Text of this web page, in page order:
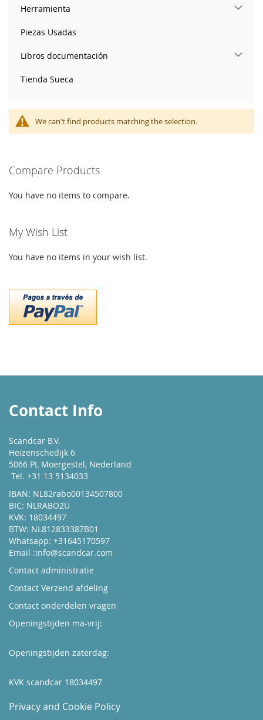
We can't find products matching the selection.
Herramienta
Piezas Usadas
Libros documentación
Tienda Sueca
Compare Products
You have no items to compare.
My Wish List
You have no items in your wish list.
Contact Info
Scandcar B.V.
Heizenschedijk 6
5066 PL Moergestel, Nederland
Tel. +31 13 5134033
IBAN: NL82rabo00134507800
BIC: NLRABO2U
KVK: 18034497
BTW: NL812833387B01
Whatsapp: +31645170597
Email :info@scandcar.com
Contact administratie
Contact Verzend afdeling
Contact onderdelen vragen
Openingstijden ma-vrij:
Openingstijden zaterdag:
KVK scandcar 18034497
Privacy and Cookie Policy